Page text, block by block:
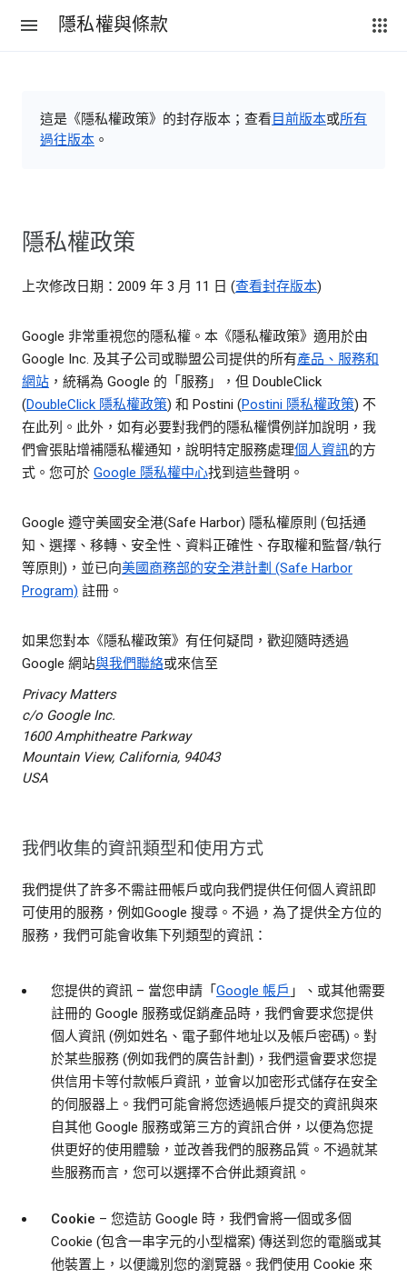
隱私權與條款
這是《隱私權政策》的封存版本；查看 目前版本或所有
過往版本 。
隱私權政策
上次修改日期：2009 年 3 月 11 日 (查看封存版本)
Google 非常重視您的隱私權。本《隱私權政策》適用於由
Google Inc. 及其子公司或聯盟公司提供的所有產品、服務和
網站 ，統稱為 Google 的「服務」，但 DoubleClick
(DoubleClick 隱私權政策) 和 Postini (Postini 隱私權政策) 不
在此列。此外，如有必要對我們的隱私權慣例詳加說明，我
們會張貼增補隱私權通知，說明特定服務處理個人資訊的方
式。您可於 Google 隱私權中心找到這些聲明。
Google 遵守美國安全港(Safe Harbor) 隱私權原則 (包括通
知、選擇、移轉、安全性、資料正確性、存取權和監督/執行
等原則)，並已向美國商務部的安全港計劃 (Safe Harbor
Program) 註冊。
如果您對本《隱私權政策》有任何疑問，歡迎隨時透過
Google 網站與我們聯絡或來信至
Privacy Matters
c/o Google Inc.
1600 Amphitheatre Parkway
Mountain View, California, 94043
USA
我們收集的資訊類型和使用方式
我們提供了許多不需註冊帳戶或向我們提供任何個人資訊即
可使用的服務，例如Google 搜尋。不過，為了提供全方位的
服務，我們可能會收集下列類型的資訊：
您提供的資訊 – 當您申請「 Google 帳戶 」、或其他需要
註冊的 Google 服務或促銷產品時，我們會要求您提供
個人資訊 (例如姓名、電子郵件地址以及帳戶密碼)。對
於某些服務 (例如我們的廣告計劃)，我們還會要求您提
供信用卡等付款帳戶資訊，並會以加密形式儲存在安全
的伺服器上。我們可能會將您透過帳戶提交的資訊與來
自其他 Google 服務或第三方的資訊合併，以便為您提
供更好的使用體驗，並改善我們的服務品質。不過就某
些服務而言，您可以選擇不合併此類資訊。
Cookie – 您造訪 Google 時，我們會將一個或多個
Cookie (包含一串字元的小型檔案) 傳送到您的電腦或其
他裝置上，以便識別您的瀏覽器。我們使用 Cookie 來